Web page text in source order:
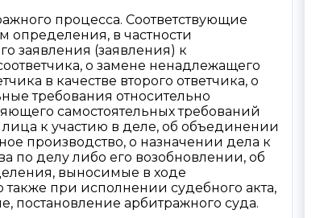
процесса. Соответствующие
в частности
заявления (заявления) к
о замене ненадлежащего
в качестве второго ответчика, о
требования относительно
самостоятельных требований
к участию в деле, об объединении
производство, о назначении дела к
по делу либо его возобновлении, об
выносимые в ходе
при исполнении судебного акта,
постановление арбитражного суда.